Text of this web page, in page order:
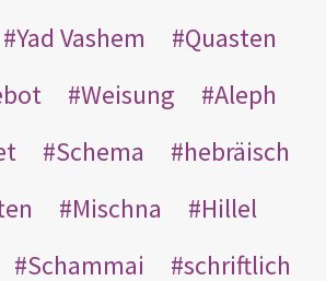
Yad Vashem
Quasten
Weisung
Aleph
Schema
hebräisch
Mischna
Hillel
Schammai
schriftlich